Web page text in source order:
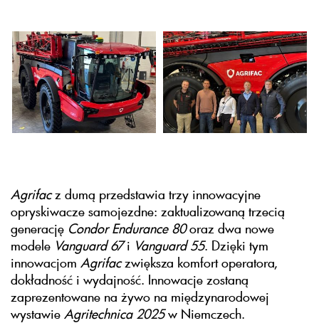
Agrifacz dumą przedstawia trzy innowacyjne
opryskiwacze samojezdne: zaktualizowaną trzecią
generację Condor Endurance 80oraz dwa nowe
modele Vanguard 67i Vanguard 55. Dzięki tym
innowacjom Agrifaczwiększa komfort operatora,
dokładność i wydajność. Innowacje zostaną
zaprezentowane na żywo na międzynarodowej
wystawie Agritechnica 2025w Niemczech.